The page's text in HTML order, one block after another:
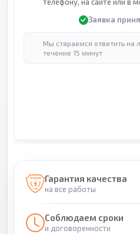
Заявка
Мы стараемся ответить на
течение 15 минут
Гарантия качества
на все работы
Соблюдаем сроки
и договоренности